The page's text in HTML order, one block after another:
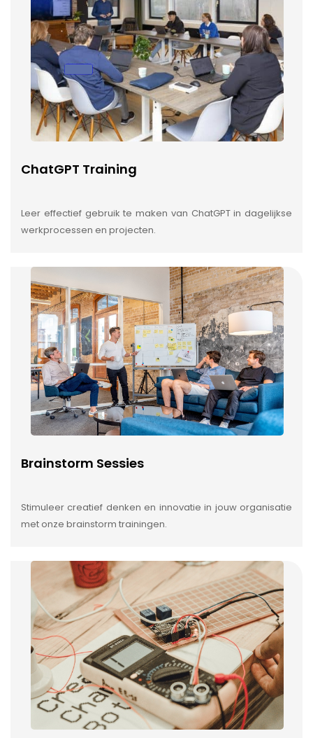
ChatGPT Training
Leer effectief gebruik te maken van ChatGPT in dagelijkse
werkprocessen en projecten.
Brainstorm Sessies
Stimuleer creatief denken en innovatie in jouw organisatie
met onze brainstorm trainingen.